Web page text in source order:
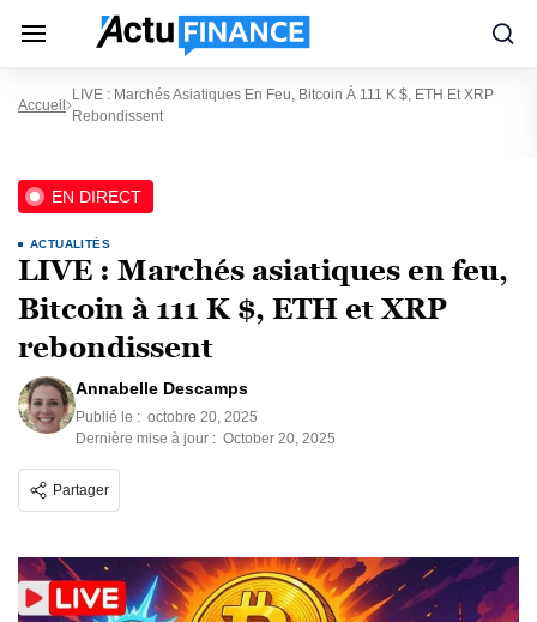
Accueil
LIVE : Marchés Asiatiques En Feu, Bitcoin À 111 K $, ETH Et XRP
Rebondissent
EN DIRECT
ACTUALITÉS
LIVE : Marchés asiatiques en feu,
Bitcoin à 111 K $, ETH et XRP
rebondissent
Annabelle Descamps
Publié le : octobre 20, 2025
Dernière mise à jour : October 20, 2025
Partager